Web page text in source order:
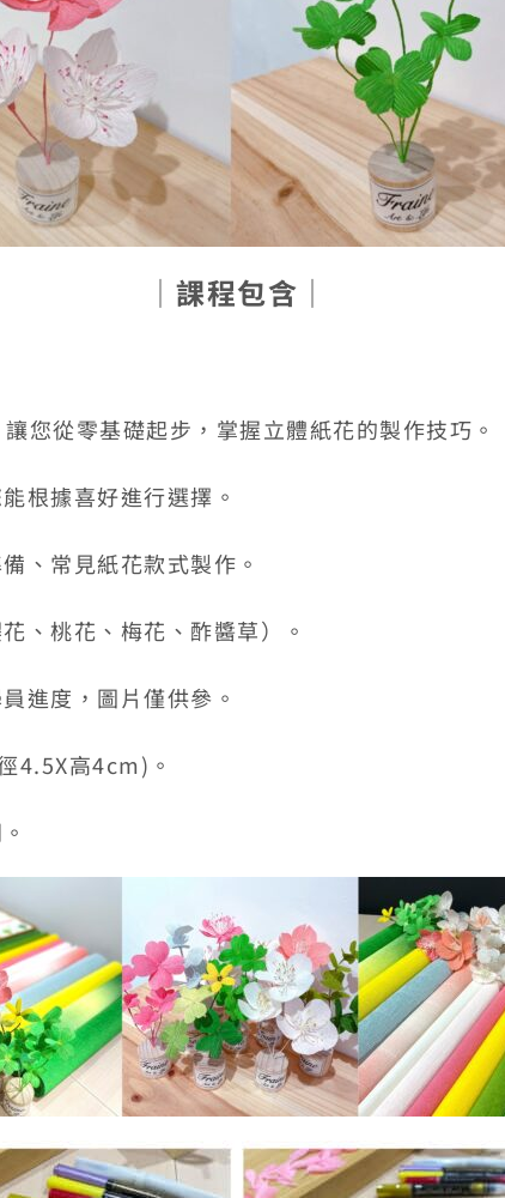
│ 課程包含 │
您從零基礎起步，掌握立體紙花的製作技巧。
根據喜好進行選擇。
、常見紙花款式製作。
、桃花、梅花、酢醬草）。
進度，圖片僅供參。
4.5X高4cm)。